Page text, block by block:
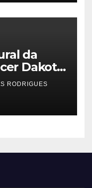
da
Dakota
RODRIGUES